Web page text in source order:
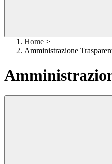
Home >
Amministrazione